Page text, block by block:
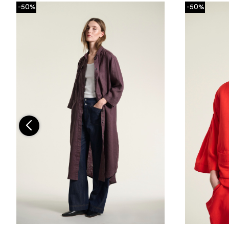
-50% -50%